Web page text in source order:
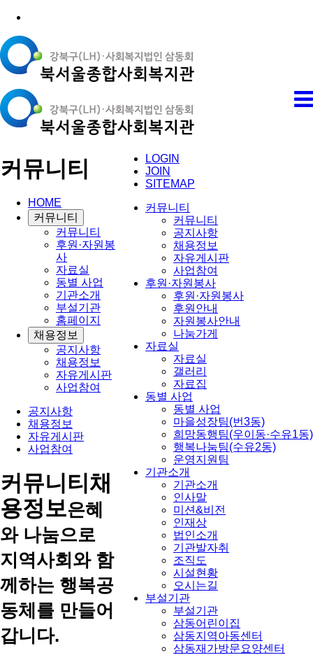
LOGIN
JOIN
SITEMAP
커뮤니티
커뮤니티
공지사항
채용정보
자유게시판
사업참여
후원·자원봉사
후원·자원봉사
후원안내
자원봉사안내
나눔가게
자료실
자료실
갤러리
자료집
동별 사업
동별 사업
마을성장팀(번3동)
희망동행팀(우이동·수유1동)
행복나눔팀(수유2동)
운영지원팀
기관소개
기관소개
인사말
미션&비전
인재상
법인소개
기관발자취
조직도
시설현황
오시는길
부설기관
부설기관
삼동어린이집
삼동지역아동센터
삼동재가방문요양센터
커뮤니티
HOME
커뮤니티
커뮤니티
후원·자원봉
사
자료실
동별 사업
기관소개
부설기관
홈페이지
채용정보
공지사항
채용정보
자유게시판
사업참여
공지사항
채용정보
자유게시판
사업참여
커뮤니티채
용정보은혜
와 나눔으로
지역사회와 함
께하는 행복공
동체를 만들어
갑니다.